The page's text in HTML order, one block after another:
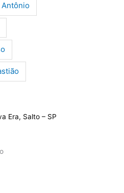
Era, Salto – SP